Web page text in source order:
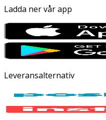
Ladda ner vår app
Leveransalternativ